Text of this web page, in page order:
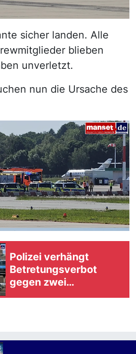
sicher landen. Alle
blieben
unverletzt.
nun die Ursache des
Polizei verhängt
Betretungsverbot
gegen zwei